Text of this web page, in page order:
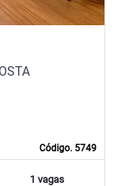
Código. 5749
1 vagas